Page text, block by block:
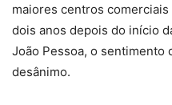
maiores centros
dois anos depois do início
João Pessoa, o sentimento
desânimo.